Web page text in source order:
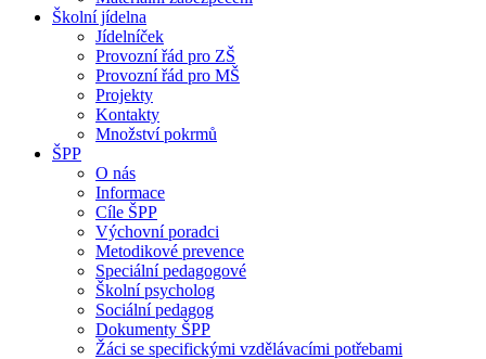
Školní jídelna
Jídelníček
Provozní řád pro ZŠ
Provozní řád pro MŠ
Projekty
Kontakty
Množství pokrmů
ŠPP
O nás
Informace
Cíle ŠPP
Výchovní poradci
Metodikové prevence
Speciální pedagogové
Školní psycholog
Sociální pedagog
Dokumenty ŠPP
Žáci se specifickými vzdělávacími potřebami